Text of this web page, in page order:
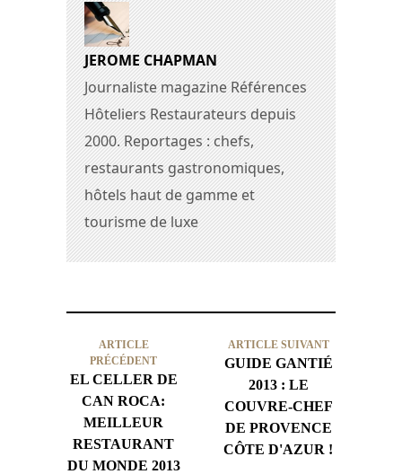
JEROME CHAPMAN
Journaliste magazine Références
Hôteliers Restaurateurs depuis
2000. Reportages : chefs,
restaurants gastronomiques,
hôtels haut de gamme et
tourisme de luxe
ARTICLE
PRÉCÉDENT
EL CELLER DE
CAN ROCA:
MEILLEUR
RESTAURANT
DU MONDE 2013
ARTICLE SUIVANT
GUIDE GANTIÉ
2013 : LE
COUVRE-CHEF
DE PROVENCE
CÔTE D'AZUR !